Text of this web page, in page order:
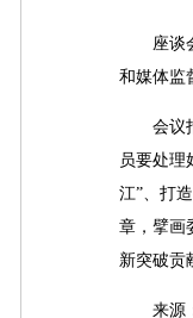
座谈会
和媒体监
会议指
员要处理
江”、打
章，擘画
新突破贡
来源：